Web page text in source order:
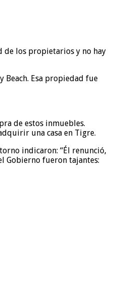
de los propietarios y no hay
Beach. Esa propiedad fue
de estos inmuebles.
una casa en Tigre.
indicaron: “Él renunció,
Gobierno fueron tajantes: